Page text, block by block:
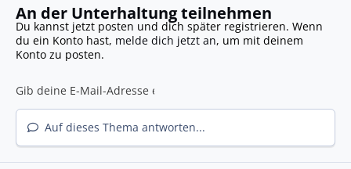
An der Unterhaltung teilnehmen
Du kannst jetzt posten und dich später registrieren. Wenn
du ein Konto hast, melde dich jetzt an, um mit deinem
Konto zu posten.
Auf dieses Thema antworten...